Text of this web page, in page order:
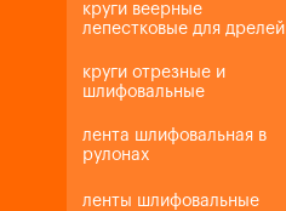
круги веерные
лепестковые для дрелей
круги отрезные и
шлифовальные
лента шлифовальная в
рулонах
ленты шлифовальные